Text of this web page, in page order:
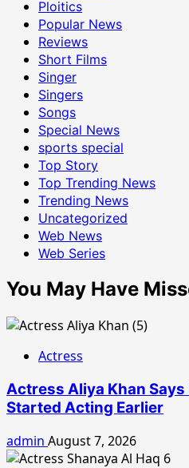
Ploitics
Popular News
Reviews
Short Films
Singer
Singers
Songs
Special News
sports special
Top Story
Top Trending News
Trending News
Uncategorized
Web News
Web Series
You May Have
Actress
Actress Aliya Khan Says
Started Acting Earlier
admin August 7, 2026